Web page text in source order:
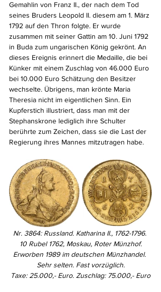
Gemahlin von Franz II., der nach dem Tod
seines Bruders Leopold II. diesem am 1. März
1792 auf den Thron folgte. Er wurde
zusammen mit seiner Gattin am 10. Juni 1792
in Buda zum ungarischen König gekrönt. An
dieses Ereignis erinnert die Medaille, die bei
Künker mit einem Zuschlag von 46.000 Euro
bei 10.000 Euro Schätzung den Besitzer
wechselte. Übrigens, man krönte Maria
Theresia nicht im eigentlichen Sinn. Ein
Kupferstich illustriert, dass man mit der
Stephanskrone lediglich ihre Schulter
berührte zum Zeichen, dass sie die Last der
Regierung ihres Mannes mitzutragen habe.
Nr. 3864: Russland. Katharina II., 1762-1796.
10 Rubel 1762, Moskau, Roter Münzhof.
Erworben 1989 im deutschen Münzhandel.
Sehr selten. Fast vorzüglich.
Taxe: 25.000,- Euro. Zuschlag: 75.000,- Euro